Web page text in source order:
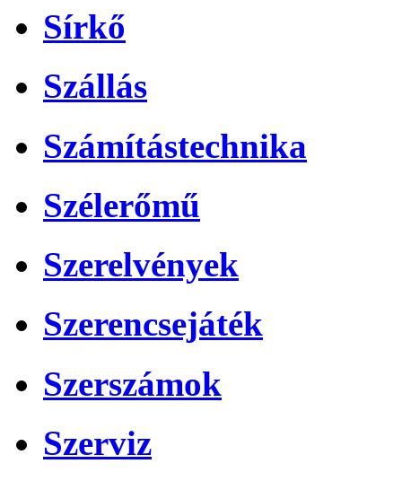
Sírkő
Szállás
Számítástechnika
Szélerőmű
Szerelvények
Szerencsejáték
Szerszámok
Szerviz